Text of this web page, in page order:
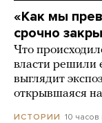
«Как мы
срочно
Что
власти решили
выглядит
открывшаяся
ИСТОРИИ 10 часов